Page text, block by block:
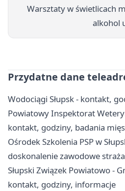
Warsztaty w świetlicach
alkohol
Przydatne dane
Wodociągi Słupsk - kontakt,
Powiatowy Inspektorat
kontakt, godziny, badania
Ośrodek Szkolenia PSP w
doskonalenie zawodowe
Słupski Związek Powiatowo -
kontakt, godziny, informacje